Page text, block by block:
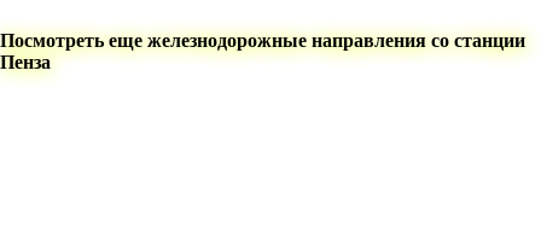
Посмотреть еще железнодорожные направления со станции
Пенза